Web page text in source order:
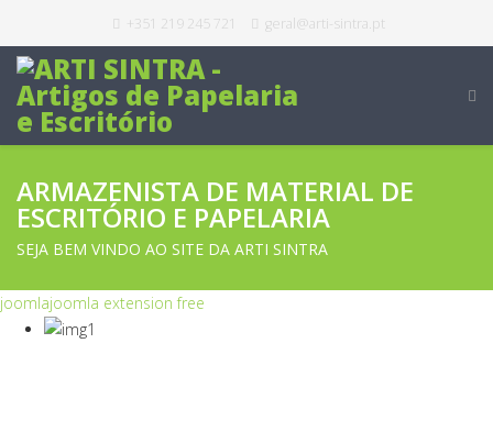
+351 219 245 721 geral@arti-sintra.pt
ARMAZENISTA DE MATERIAL DE
ESCRITÓRIO E PAPELARIA
SEJA BEM VINDO AO SITE DA ARTI SINTRA
joomlajoomla extension free